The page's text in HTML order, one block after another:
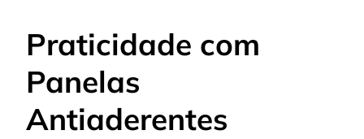
Praticidade com
Panelas
Antiaderentes